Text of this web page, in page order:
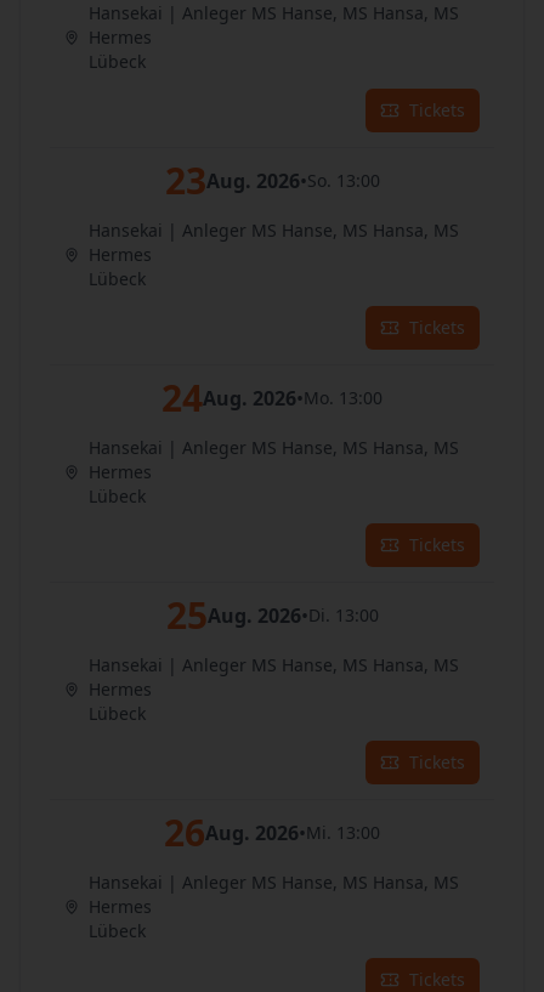
Hansekai | Anleger MS Hanse, MS Hansa, MS
Hermes
Lübeck
Tickets
23Aug. 2026•So. 13:00
Hansekai | Anleger MS Hanse, MS Hansa, MS
Hermes
Lübeck
Tickets
24Aug. 2026•Mo. 13:00
Hansekai | Anleger MS Hanse, MS Hansa, MS
Hermes
Lübeck
Tickets
25Aug. 2026•Di. 13:00
Hansekai | Anleger MS Hanse, MS Hansa, MS
Hermes
Lübeck
Tickets
26Aug. 2026•Mi. 13:00
Hansekai | Anleger MS Hanse, MS Hansa, MS
Hermes
Lübeck
Tickets